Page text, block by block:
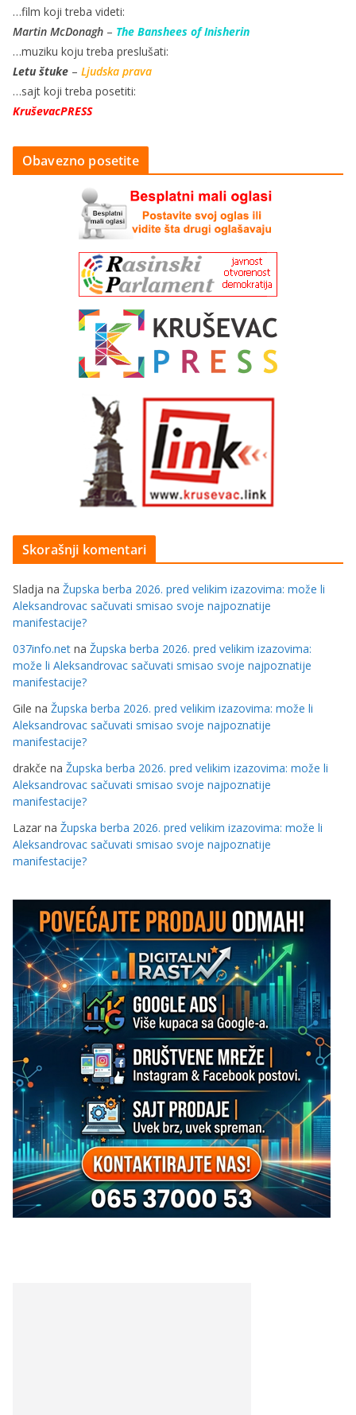
…film koji treba videti:
Martin McDonagh – The Banshees of Inisherin
…muziku koju treba preslušati:
Letu štuke – Ljudska prava
…sajt koji treba posetiti:
KruševacPRESS
Obavezno posetite
Skorašnji komentari
Sladja na Župska berba 2026. pred velikim izazovima: može li
Aleksandrovac sačuvati smisao svoje najpoznatije
manifestacije?
037info.net na Župska berba 2026. pred velikim izazovima:
može li Aleksandrovac sačuvati smisao svoje najpoznatije
manifestacije?
Gile na Župska berba 2026. pred velikim izazovima: može li
Aleksandrovac sačuvati smisao svoje najpoznatije
manifestacije?
drakče na Župska berba 2026. pred velikim izazovima: može li
Aleksandrovac sačuvati smisao svoje najpoznatije
manifestacije?
Lazar na Župska berba 2026. pred velikim izazovima: može li
Aleksandrovac sačuvati smisao svoje najpoznatije
manifestacije?